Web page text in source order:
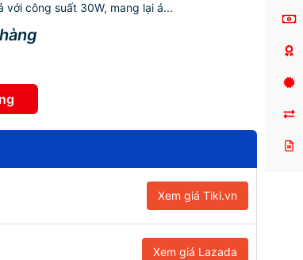
với công suất 30W, mang lại á...
Xem giá Tiki.vn
Xem giá Lazada